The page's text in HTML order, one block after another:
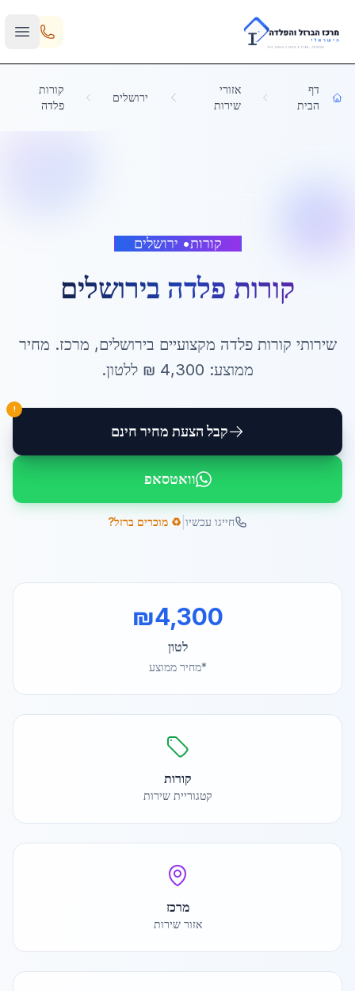
Skip to main content
דף
הבית
אזורי
שירות
ירושלים
קורות
פלדה
קורות• ירושלים
קורות פלדה בירושלים
שירותי קורות פלדה מקצועיים בירושלים, מרכז. מחיר
ממוצע: 4,300 ₪ ללטון.
קבל הצעת מחיר חינם
!
וואטסאפ
חייגו עכשיו ♻️ מוכרים ברזל?
₪4,300
לטון
*מחיר ממוצע
קורות
קטגוריית שירות
מרכז
אזור שירות